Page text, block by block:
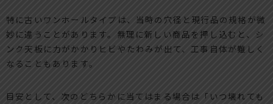
特に古いワンホールタイプは、当時の穴径と現行品の規格が微
妙に違うことがあります。無理に新しい商品を押し込むと、シ
ンク天板に力がかかりヒビやたわみが出て、工事自体が難しく
なることもあります。
目安として、次のどちらかに当てはまる場合は「いつ壊れても